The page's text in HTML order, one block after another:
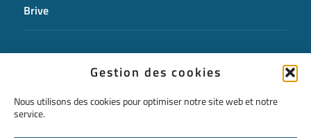
Gestion des cookies
Nous utilisons des cookies pour optimiser notre site web et notre
service.
Brive
CONTACTEZ-NOUS